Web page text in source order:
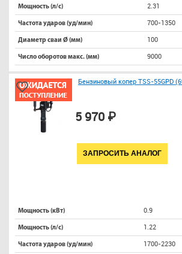
Мощность (л/с) 2.31
Частота ударов (уд/мин) 700-1350
Диаметр сваи Ø (мм) 100
Число оборотов макс. (мм) 9000
Бензиновый копер TSS-55GPD
5 970 ₽
ЗАПРОСИТЬ АНАЛОГ
Мощность (кВт) 0.9
Мощность (л/с) 1.22
Частота ударов (уд/мин) 1700-2230